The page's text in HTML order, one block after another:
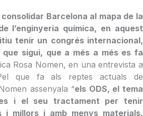
consolidar Barcelona al mapa de la
l’enginyeria química, en aquest
tenir un congrés internacional,
sigui, que a més a més es fa
Rosa Nomen, en una entrevista a
Pel que fa als reptes actuals de
assenyala “els ODS, el tema
i el seu tractament per tenir
i millors i amb menys materials.